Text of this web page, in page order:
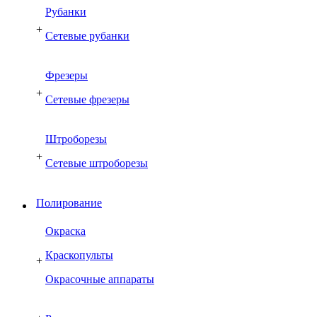
+
Рубанки
Сетевые рубанки
+
Фрезеры
Сетевые фрезеры
+
Штроборезы
Сетевые штроборезы
Полирование
+
Окраска
Краскопульты
Окрасочные аппараты